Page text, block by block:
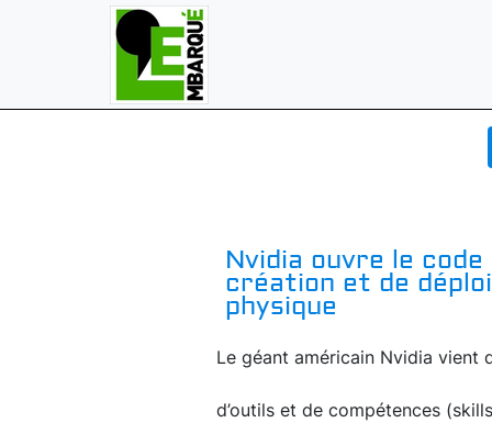
Nvidia ouvre le
création et de
physique
Le géant américain Nvidia vient
d’outils et de compétences